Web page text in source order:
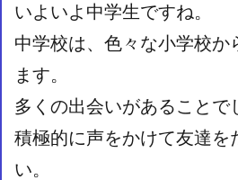
いよいよ中学生ですね。
中学校は、色々な小学校か
ます。
多くの出会いがあることで
積極的に声をかけて友達を
い。